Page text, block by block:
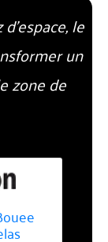
le
un
zone de